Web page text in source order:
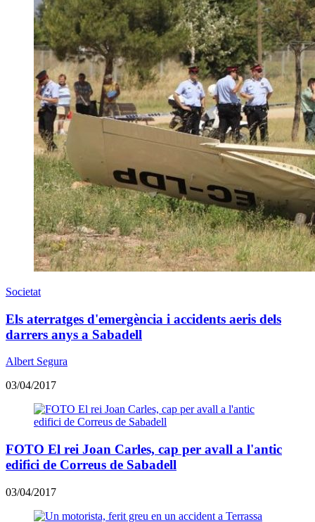
Societat
Els aterratges d'emergència i accidents aeris dels
darrers anys a Sabadell
Albert Segura
03/04/2017
FOTO El rei Joan Carles, cap per avall a l'antic
edifici de Correus de Sabadell
03/04/2017